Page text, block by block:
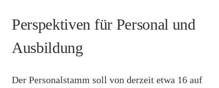
Perspektiven für Personal und
Ausbildung
Der Personalstamm soll von derzeit etwa 16 auf